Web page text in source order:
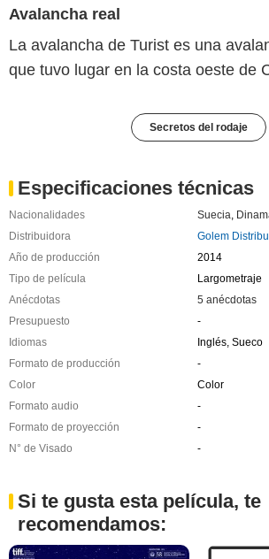
Avalancha real
La avalancha de Turist es una
que tuvo lugar en la costa oeste de
Secretos del rodaje
Especificaciones técnicas
Nacionalidades Suecia
Distribuidora
Golem
Año de producción
2014
Tipo de película
Largometraje
Anécdotas
5 anécdotas
Presupuesto
-
Idiomas
Inglés, Sueco
Formato de producción
-
Color
Color
Formato audio
-
Formato de proyección
-
N° de Visado
-
Si te gusta esta película, te
recomendamos: